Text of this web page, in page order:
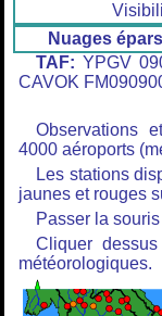
Nuages épars
TAF: YPGV
CAVOK
Observations
4000 aéroports
Les stations
jaunes et rouges
Passer la
Cliquer
météorologiques.